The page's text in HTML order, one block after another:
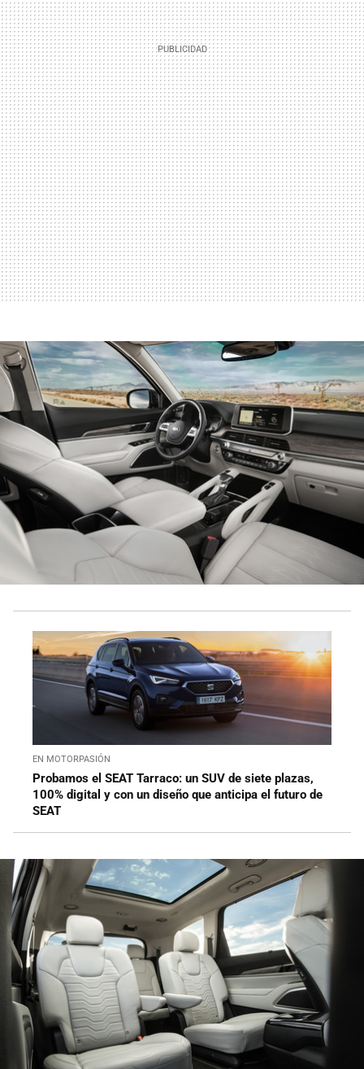
EN MOTORPASIÓN
Probamos el SEAT Tarraco: un SUV de siete plazas,
100% digital y con un diseño que anticipa el futuro de
SEAT